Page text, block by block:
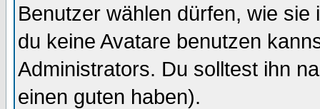
Benutzer wählen dürfen, wie
du keine Avatare benutzen
Administrators. Du solltest ihn
einen guten haben).